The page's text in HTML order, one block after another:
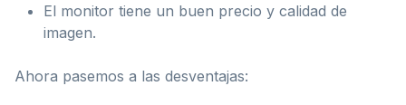
El monitor tiene un buen precio y calidad de
imagen.
Ahora pasemos a las desventajas: